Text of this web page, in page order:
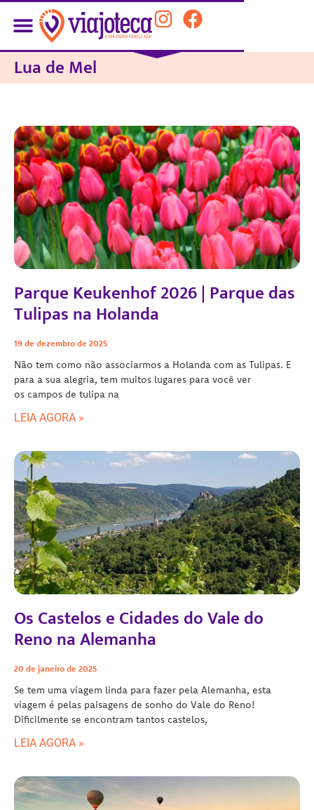
Lua de Mel
Parque Keukenhof 2026 | Parque das
Tulipas na Holanda
19 de dezembro de 2025
Não tem como não associarmos a Holanda com as Tulipas. E
para a sua alegria, tem muitos lugares para você ver
os campos de tulipa na
LEIA AGORA »
Os Castelos e Cidades do Vale do
Reno na Alemanha
20 de janeiro de 2025
Se tem uma viagem linda para fazer pela Alemanha, esta
viagem é pelas paisagens de sonho do Vale do Reno!
Dificilmente se encontram tantos castelos,
LEIA AGORA »